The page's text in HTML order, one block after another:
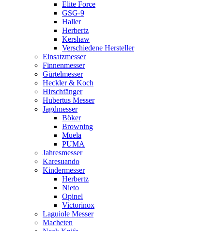
Elite Force
GSG-9
Haller
Herbertz
Kershaw
Verschiedene Hersteller
Einsatzmesser
Finnenmesser
Gürtelmesser
Heckler & Koch
Hirschfänger
Hubertus Messer
Jagdmesser
Böker
Browning
Muela
PUMA
Jahresmesser
Karesuando
Kindermesser
Herbertz
Nieto
Opinel
Victorinox
Laguiole Messer
Macheten